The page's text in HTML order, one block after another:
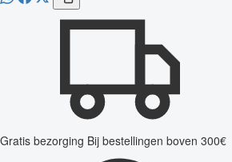
Gratis bezorging Bij bestellingen boven 300€